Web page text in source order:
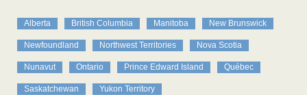
Alberta British Columbia Manitoba New Brunswick
Newfoundland Northwest Territories Nova Scotia
Nunavut Ontario Prince Edward Island Québec
Saskatchewan Yukon Territory